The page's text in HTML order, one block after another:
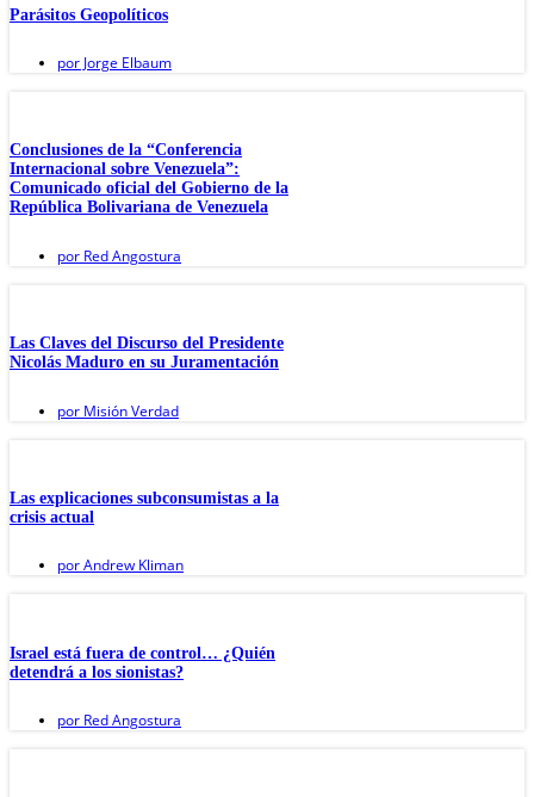
Parásitos Geopolíticos
por Jorge Elbaum
Conclusiones de la “Conferencia
Internacional sobre Venezuela”:
Comunicado oficial del Gobierno de la
República Bolivariana de Venezuela
por Red Angostura
Las Claves del Discurso del Presidente
Nicolás Maduro en su Juramentación
por Misión Verdad
Las explicaciones subconsumistas a la
crisis actual
porAndrew Kliman
Israel está fuera de control… ¿Quién
detendrá a los sionistas?
por Red Angostura